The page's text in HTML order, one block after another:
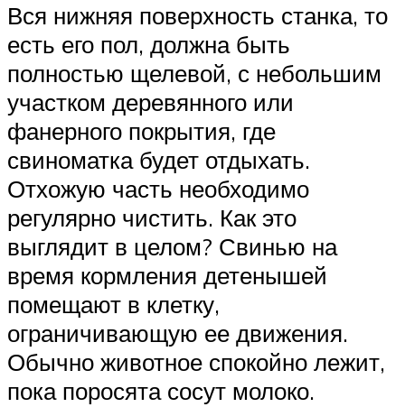
Вся нижняя поверхность станка, то
есть его пол, должна быть
полностью щелевой, с небольшим
участком деревянного или
фанерного покрытия, где
свиноматка будет отдыхать.
Отхожую часть необходимо
регулярно чистить. Как это
выглядит в целом? Свинью на
время кормления детенышей
помещают в клетку,
ограничивающую ее движения.
Обычно животное спокойно лежит,
пока поросята сосут молоко.